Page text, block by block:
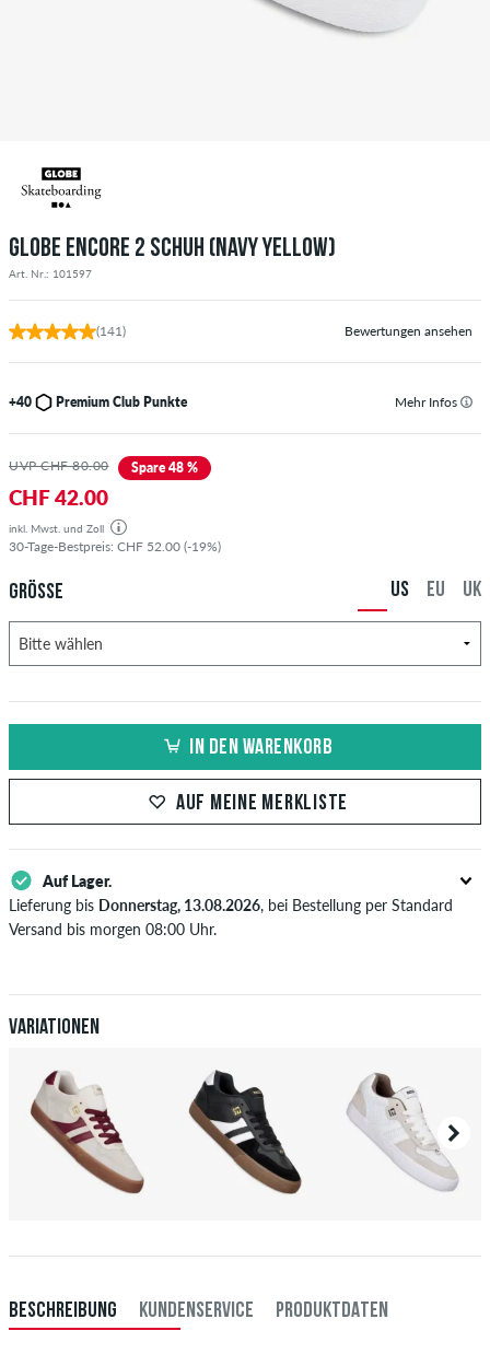
GLOBE ENCORE 2 SCHUH (NAVY YELLOW)
Art. Nr.: 101597
(141) Bewertungen ansehen
+40 Premium Club Punkte Mehr Infos
UVP CHF 80.00 Spare 48 %
CHF 42.00
inkl. Mwst. und Zoll
30-Tage-Bestpreis: CHF 52.00 (-19%)
GRÖSSE UK
EU
US
IN DEN WARENKORB
AUF MEINE MERKLISTE
Auf Lager.
Lieferung bis Donnerstag, 13.08.2026, bei Bestellung per Standard
Versand bis morgen 08:00 Uhr.
deiner Überweisung an dich versendet. Weitere Infos zuVersand&
Zahlung .
Variationen
BESCHREIBUNG KUNDENSERVICE PRODUKTDATEN